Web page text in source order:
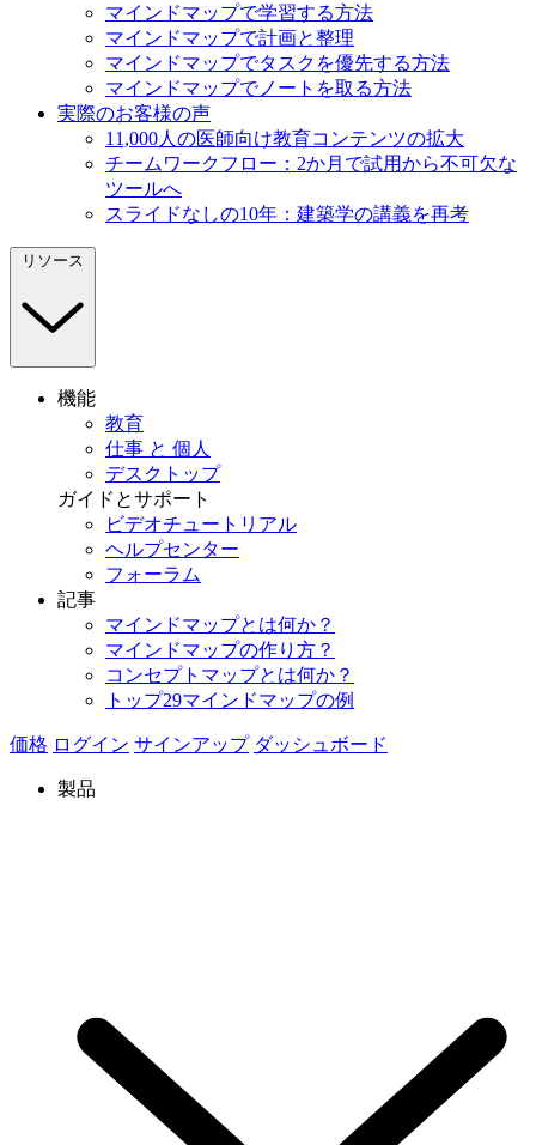
マインドマップで学習する方法
マインドマップで計画と整理
マインドマップでタスクを優先する方法
マインドマップでノートを取る方法
実際のお客様の声
11,000人の医師向け教育コンテンツの拡大
チームワークフロー：2か月で試用から不可欠な
ツールへ
スライドなしの10年：建築学の講義を再考
リソース
機能
教育
仕事 と 個人
デスクトップ
ガイドとサポート
ビデオチュートリアル
ヘルプセンター
フォーラム
記事
マインドマップとは何か？
マインドマップの作り方？
コンセプトマップとは何か？
トップ29マインドマップの例
価格 ログイン サインアップ ダッシュボード
製品